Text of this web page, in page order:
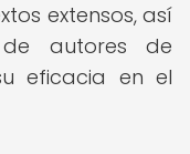
extensos, así
autores de
eficacia en el